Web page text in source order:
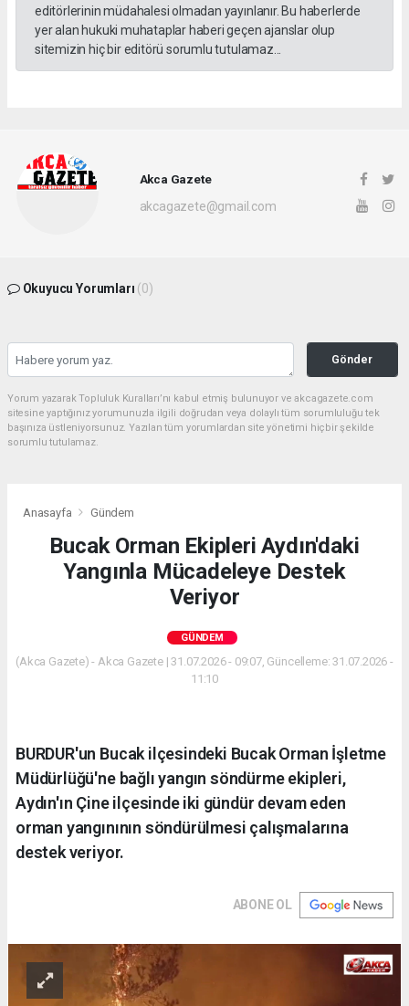
editörlerinin müdahalesi olmadan yayınlanır. Bu haberlerde
yer alan hukuki muhataplar haberi geçen ajanslar olup
sitemizin hiç bir editörü sorumlu tutulamaz...
Akca Gazete
akcagazete@gmail.com
Okuyucu Yorumları (0)
Gönder
Yorum yazarak Topluluk Kuralları’nı kabul etmiş bulunuyor ve akcagazete.com
sitesine yaptığınız yorumunuzla ilgili doğrudan veya dolaylı tüm sorumluluğu tek
başınıza üstleniyorsunuz. Yazılan tüm yorumlardan site yönetimi hiçbir şekilde
sorumlu tutulamaz.
Anasayfa Gündem
Bucak Orman Ekipleri Aydın'daki
Yangınla Mücadeleye Destek
Veriyor
GÜNDEM
(Akca Gazete) - Akca Gazete | 31.07.2026 - 09:07, Güncelleme: 31.07.2026 -
11:10
BURDUR'un Bucak ilçesindeki Bucak Orman İşletme
Müdürlüğü'ne bağlı yangın söndürme ekipleri,
Aydın'ın Çine ilçesinde iki gündür devam eden
orman yangınının söndürülmesi çalışmalarına
destek veriyor.
ABONE OL